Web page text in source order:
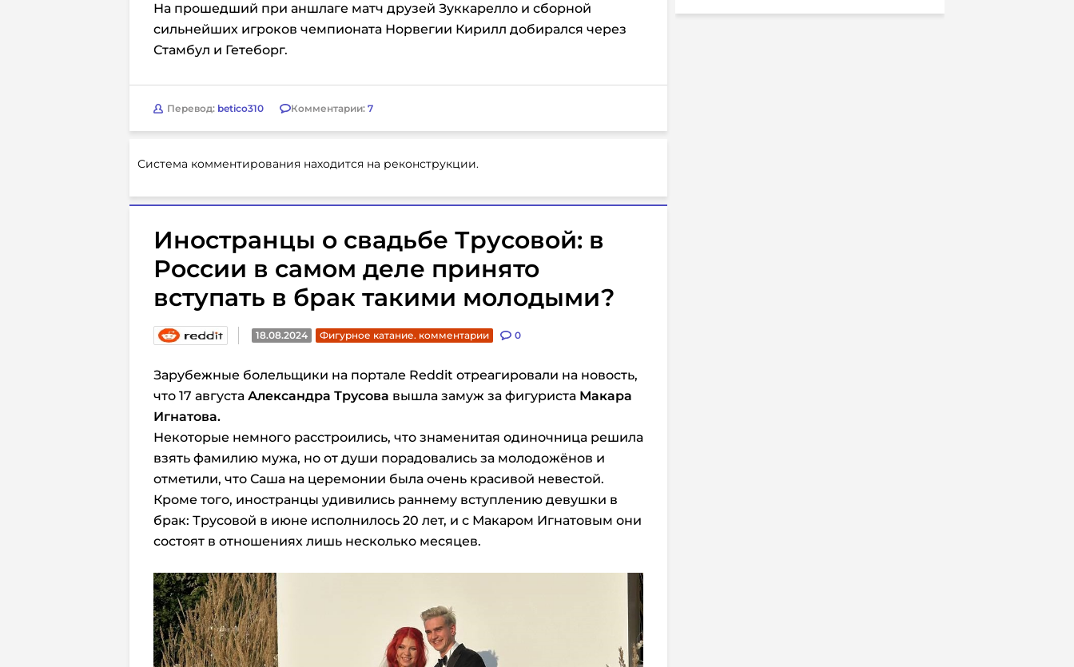
На прошедший при аншлаге матч друзей Зуккарелло и сборной
сильнейших игроков чемпионата Норвегии Кирилл добирался через
Стамбул и Гетеборг.
Перевод: betico310 Комментарии: 7
Система комментирования находится на реконструкции.
Иностранцы о свадьбе Трусовой: в
России в самом деле принято
вступать в брак такими молодыми?
18.08.2024 Фигурное катание. комментарии 0
Зарубежные болельщики на портале Reddit отреагировали на новость,
что 17 августа Александра Трусова вышла замуж за фигуриста Макара
Игнатова.
Некоторые немного расстроились, что знаменитая одиночница решила
взять фамилию мужа, но от души порадовались за молодожёнов и
отметили, что Саша на церемонии была очень красивой невестой.
Кроме того, иностранцы удивились раннему вступлению девушки в
брак: Трусовой в июне исполнилось 20 лет, и с Макаром Игнатовым они
состоят в отношениях лишь несколько месяцев.